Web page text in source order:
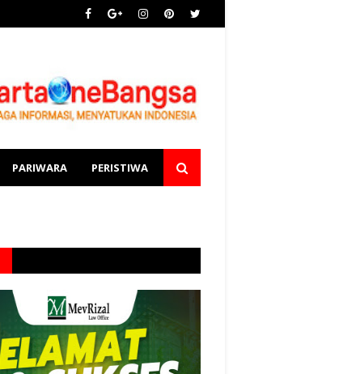
PARIWARA PERISTIWA